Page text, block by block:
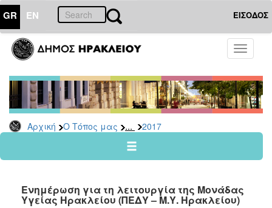
GR EN ΕΙΣΟΔΟΣ
Toggle
Αρχική Ο Τόπος μας ... 2017
ΤΟΠΟΣ
ΜΑΣ
Ανακοινώσεις
Αρχείο
2026
2024
2022
Ενημέρωση για τη λειτουργία της Μονάδας
Υγείας Ηρακλείου (ΠΕΔΥ – Μ.Υ. Ηρακλείου)